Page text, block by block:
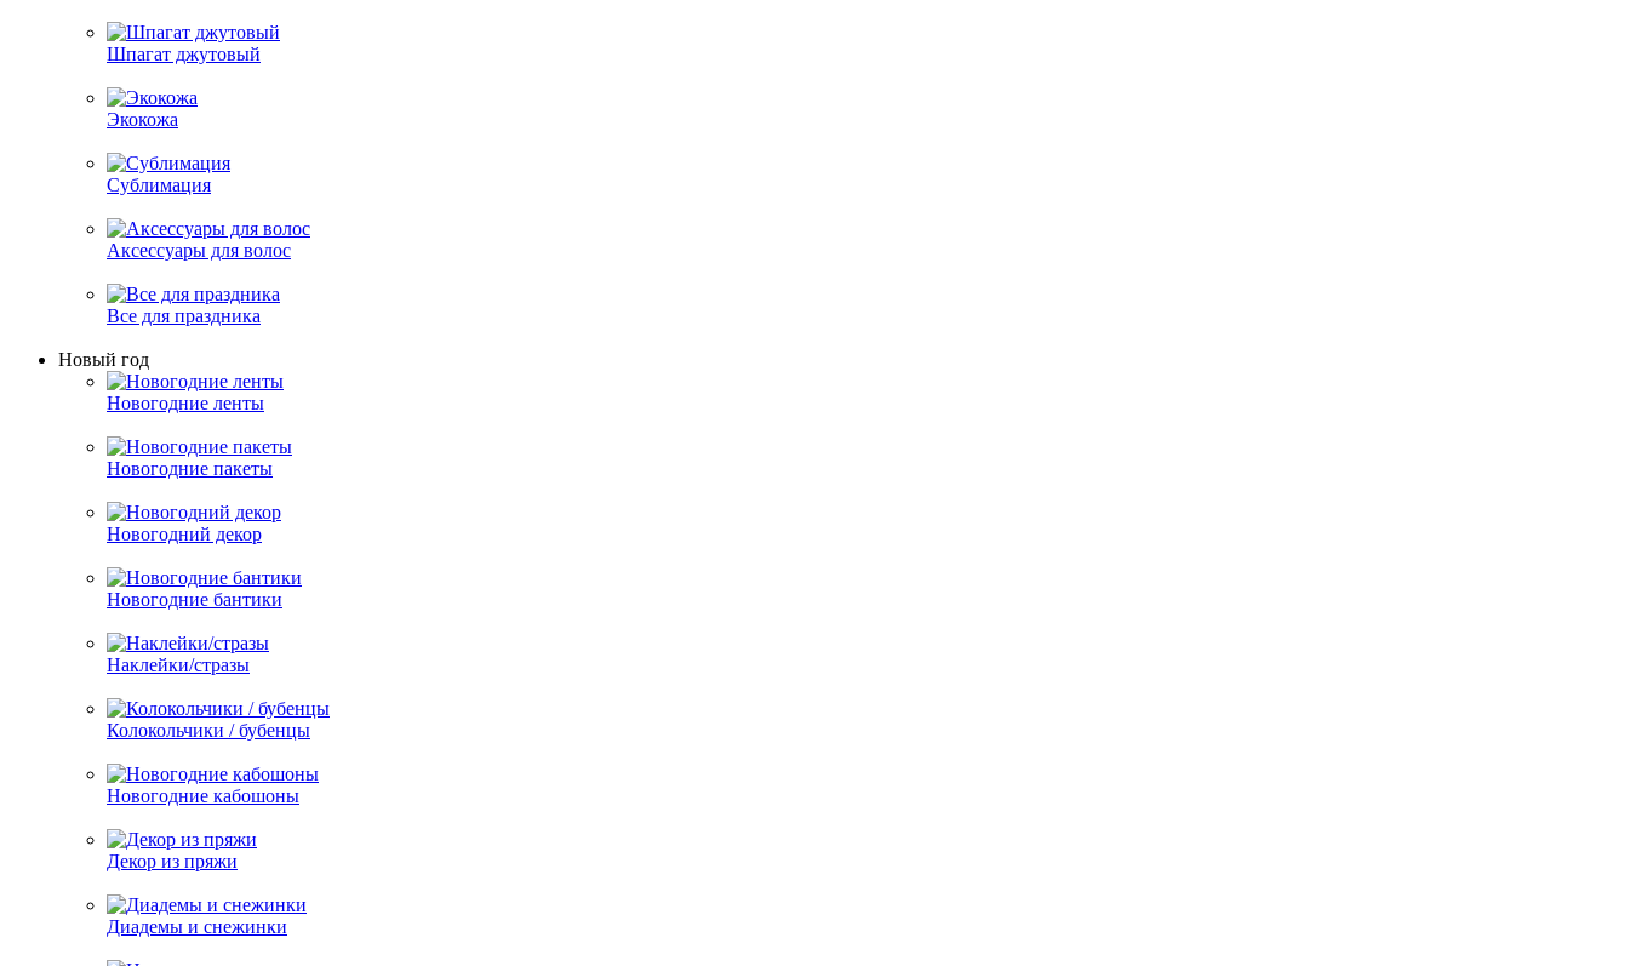
Шпагат джутовый
Экокожа
Сублимация
Аксессуары для волос
Все для праздника
Новый год
Новогодние ленты
Новогодние пакеты
Новогодний декор
Новогодние бантики
Наклейки/стразы
Колокольчики / бубенцы
Новогодние кабошоны
Декор из пряжи
Диадемы и снежинки